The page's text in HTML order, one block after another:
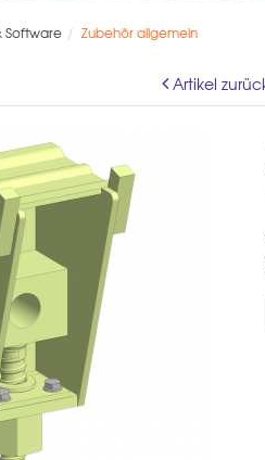
Software Zubehör allgemein
Artikel